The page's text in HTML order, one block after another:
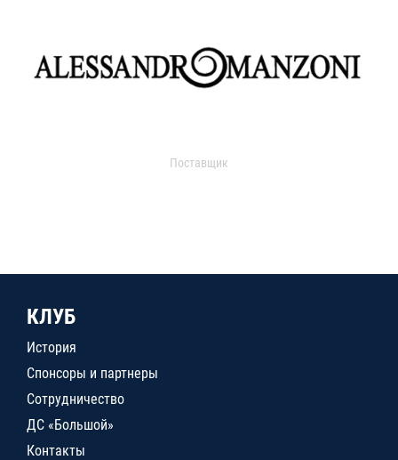
Поставщик
КЛУБ
История
Спонсоры и партнеры
Сотрудничество
ДС «Большой»
Контакты